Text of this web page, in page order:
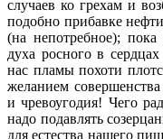
случаев ко грехам и
подобно прибавке
(на непотребное);
духа росного в
нас пламы похоти
желанием
и чревоугодия! Чего
надо подавлять
для естества нашего